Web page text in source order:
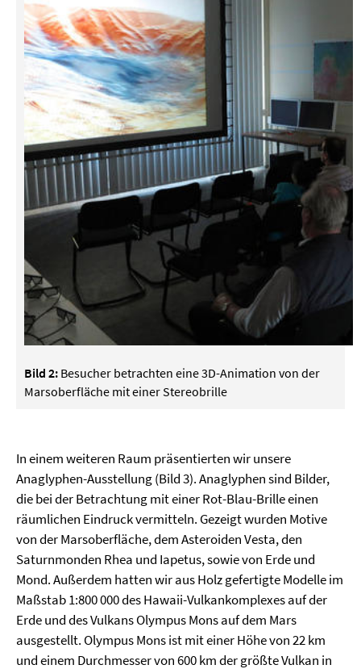
Bild 2: Besucher betrachten eine 3D-Animation von der
Marsoberfläche mit einer Stereobrille
In einem weiteren Raum präsentierten wir unsere
Anaglyphen-Ausstellung (Bild 3). Anaglyphen sind Bilder,
die bei der Betrachtung mit einer Rot-Blau-Brille einen
räumlichen Eindruck vermitteln. Gezeigt wurden Motive
von der Marsoberfläche, dem Asteroiden Vesta, den
Saturnmonden Rhea und Iapetus, sowie von Erde und
Mond. Außerdem hatten wir aus Holz gefertigte Modelle im
Maßstab 1:800 000 des Hawaii-Vulkankomplexes auf der
Erde und des Vulkans Olympus Mons auf dem Mars
ausgestellt. Olympus Mons ist mit einer Höhe von 22 km
und einem Durchmesser von 600 km der größte Vulkan in